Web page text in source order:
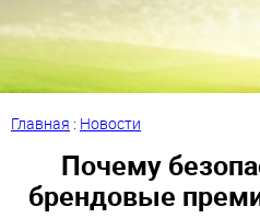
Главная : Новости
Почему
брендовые